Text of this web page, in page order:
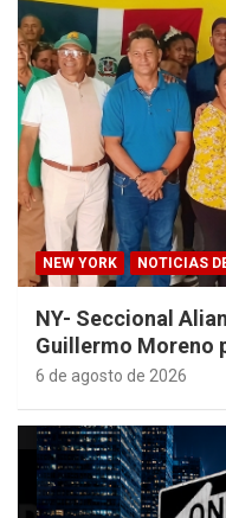
NEW YORK NOTICIAS
NY- Seccional
Guillermo Moreno
6 de agosto de 2026